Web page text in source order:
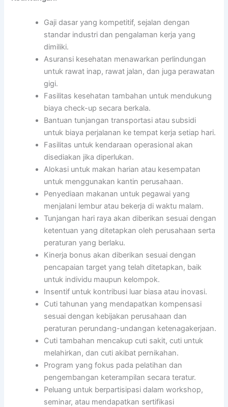
Gaji dasar yang kompetitif, sejalan dengan
standar industri dan pengalaman kerja yang
dimiliki.
Asuransi kesehatan menawarkan perlindungan
untuk rawat inap, rawat jalan, dan juga perawatan
gigi.
Fasilitas kesehatan tambahan untuk mendukung
biaya check-up secara berkala.
Bantuan tunjangan transportasi atau subsidi
untuk biaya perjalanan ke tempat kerja setiap hari.
Fasilitas untuk kendaraan operasional akan
disediakan jika diperlukan.
Alokasi untuk makan harian atau kesempatan
untuk menggunakan kantin perusahaan.
Penyediaan makanan untuk pegawai yang
menjalani lembur atau bekerja di waktu malam.
Tunjangan hari raya akan diberikan sesuai dengan
ketentuan yang ditetapkan oleh perusahaan serta
peraturan yang berlaku.
Kinerja bonus akan diberikan sesuai dengan
pencapaian target yang telah ditetapkan, baik
untuk individu maupun kelompok.
Insentif untuk kontribusi luar biasa atau inovasi.
Cuti tahunan yang mendapatkan kompensasi
sesuai dengan kebijakan perusahaan dan
peraturan perundang-undangan ketenagakerjaan.
Cuti tambahan mencakup cuti sakit, cuti untuk
melahirkan, dan cuti akibat pernikahan.
Program yang fokus pada pelatihan dan
pengembangan keterampilan secara teratur.
Peluang untuk berpartisipasi dalam workshop,
seminar, atau mendapatkan sertifikasi